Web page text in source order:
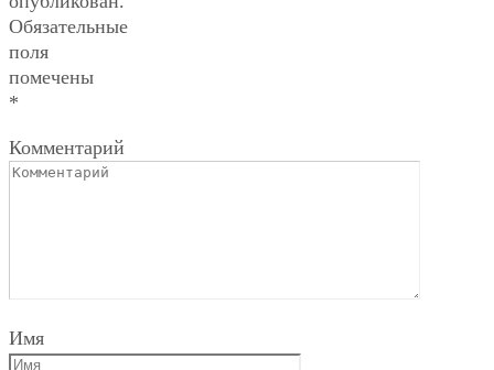
Обязательные
поля
помечены
*
Комментарий
Имя